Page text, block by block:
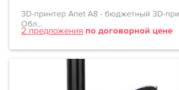
3D-принтер Anet A8 - бюджетный 3D-
Обл...
2 предложения по договорной цене